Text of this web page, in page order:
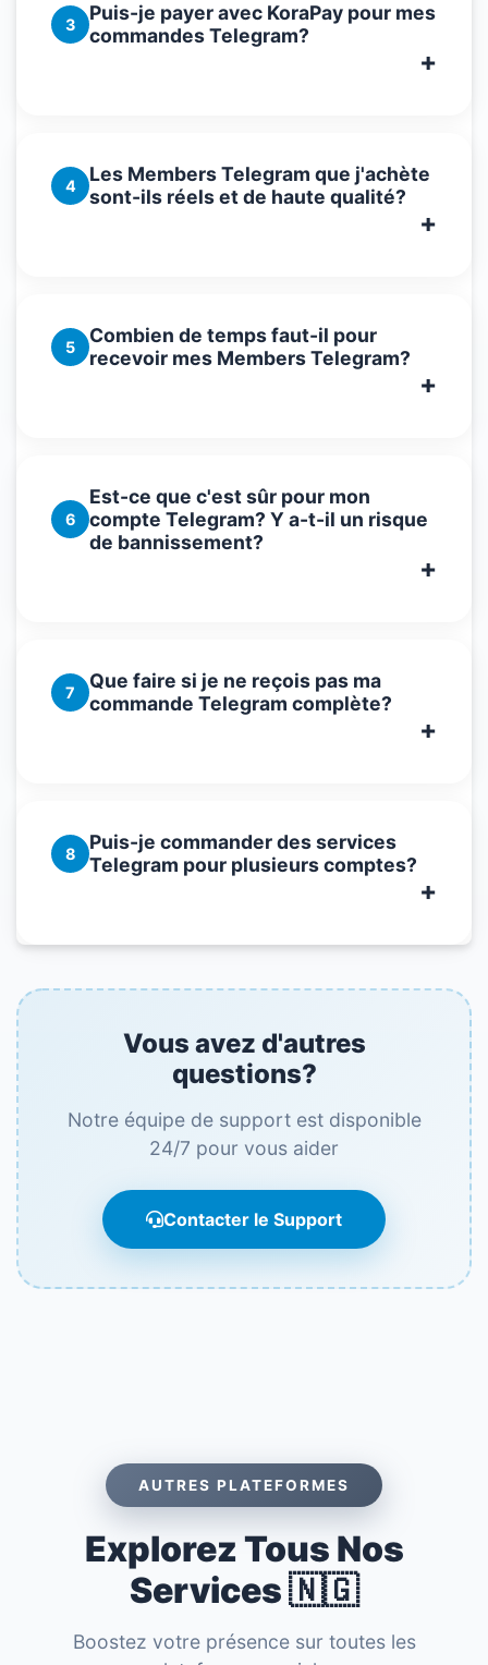
3
Puis-je payer avec KoraPay pour mes
commandes Telegram?
4
Les Members Telegram que j'achète
sont-ils réels et de haute qualité?
5
Combien de temps faut-il pour
recevoir mes Members Telegram?
6
Est-ce que c'est sûr pour mon
compte Telegram? Y a-t-il un risque
de bannissement?
7
Que faire si je ne reçois pas ma
commande Telegram complète?
8
Puis-je commander des services
Telegram pour plusieurs comptes?
Vous avez d'autres
questions?
Notre équipe de support est disponible
24/7 pour vous aider
Contacter le Support
AUTRES PLATEFORMES
Explorez Tous Nos
Services 🇳🇬
Boostez votre présence sur toutes les